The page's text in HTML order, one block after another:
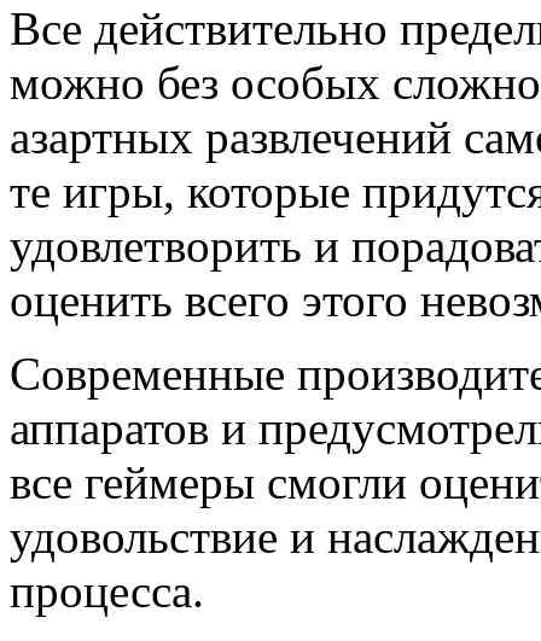
Все действительно
можно без особых
азартных развлечений
те игры, которые
удовлетворить и
оценить всего этого
Современные
аппаратов и
все геймеры смогли
удовольствие и
процесса.